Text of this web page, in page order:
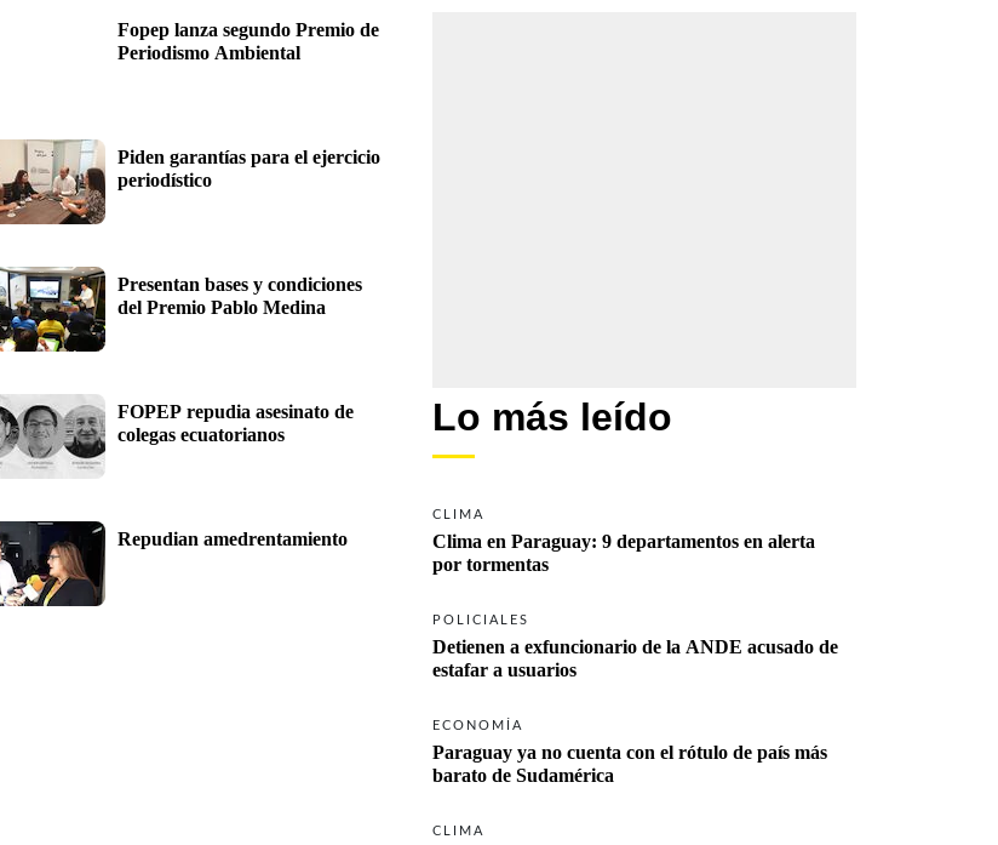
Fopep lanza segundo Premio de
Periodismo Ambiental
Piden garantías para el ejercicio
periodístico
Presentan bases y condiciones
del Premio Pablo Medina
FOPEP repudia asesinato de
colegas ecuatorianos
Repudian amedrentamiento
Lo más leído
CLIMA
Clima en Paraguay: 9 departamentos en alerta
por tormentas
POLICIALES
Detienen a exfuncionario de la ANDE acusado de
estafar a usuarios
ECONOMÍA
Paraguay ya no cuenta con el rótulo de país más
barato de Sudamérica
CLIMA